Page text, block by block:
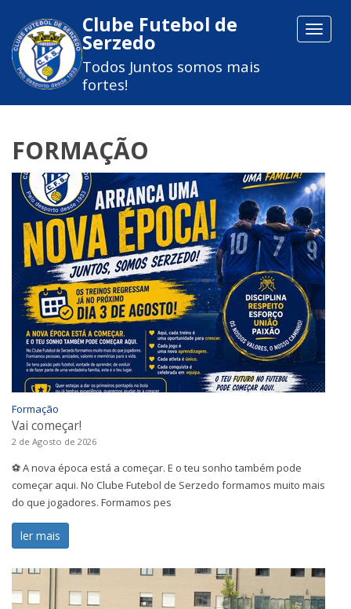
Toggle
Clube Futebol de
Serzedo
Todos Juntos somos mais
fortes!
FORMAÇÃO
Formação
Vai começar!
2 de Agosto de 2026
⚽ A nova época está a começar. E o teu sonho também pode
começar aqui. No Clube Futebol de Serzedo formamos muito mais
do que jogadores. Formamos pes
ler mais